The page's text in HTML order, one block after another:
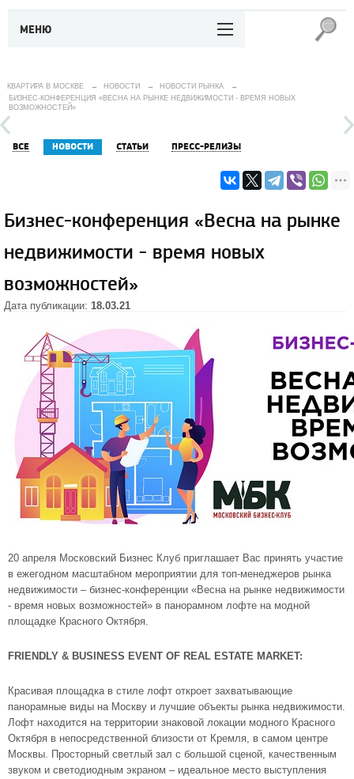
МЕНЮ
КВАРТИРА В МОСКВЕ → НОВОСТИ → НОВОСТИ РЫНКА
→
БИЗНЕС-КОНФЕРЕНЦИЯ «ВЕСНА НА РЫНКЕ НЕДВИЖИМОСТИ - ВРЕМЯ НОВЫХ
ВОЗМОЖНОСТЕЙ»
ВСЕ НОВОСТИ СТАТЬИ ПРЕСС-РЕЛИЗЫ
Бизнес-конференция «Весна на рынке
недвижимости - время новых
возможностей»
Дата публикации: 18.03.21
20 апреля Московский Бизнес Клуб приглашает Вас принять участие
в ежегодном масштабном мероприятии для топ-менеджеров рынка
недвижимости – бизнес-конференции «Весна на рынке недвижимости
- время новых возможностей» в панорамном лофте на модной
площадке Красного Октября.
FRIENDLY & BUSINESS EVENT OF REAL ESTATE MARKET:
Красивая площадка в стиле лофт откроет захватывающие
панорамные виды на Москву и лучшие объекты рынка недвижимости.
Лофт находится на территории знаковой локации модного Красного
Октября в непосредственной близости от Кремля, в самом центре
Москвы. Просторный светлый зал с большой сценой, качественным
звуком и светодиодным экраном – идеальное место выступления